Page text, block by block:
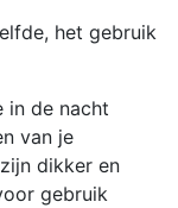
het gebruik
in de nacht
van je
dikker en
gebruik